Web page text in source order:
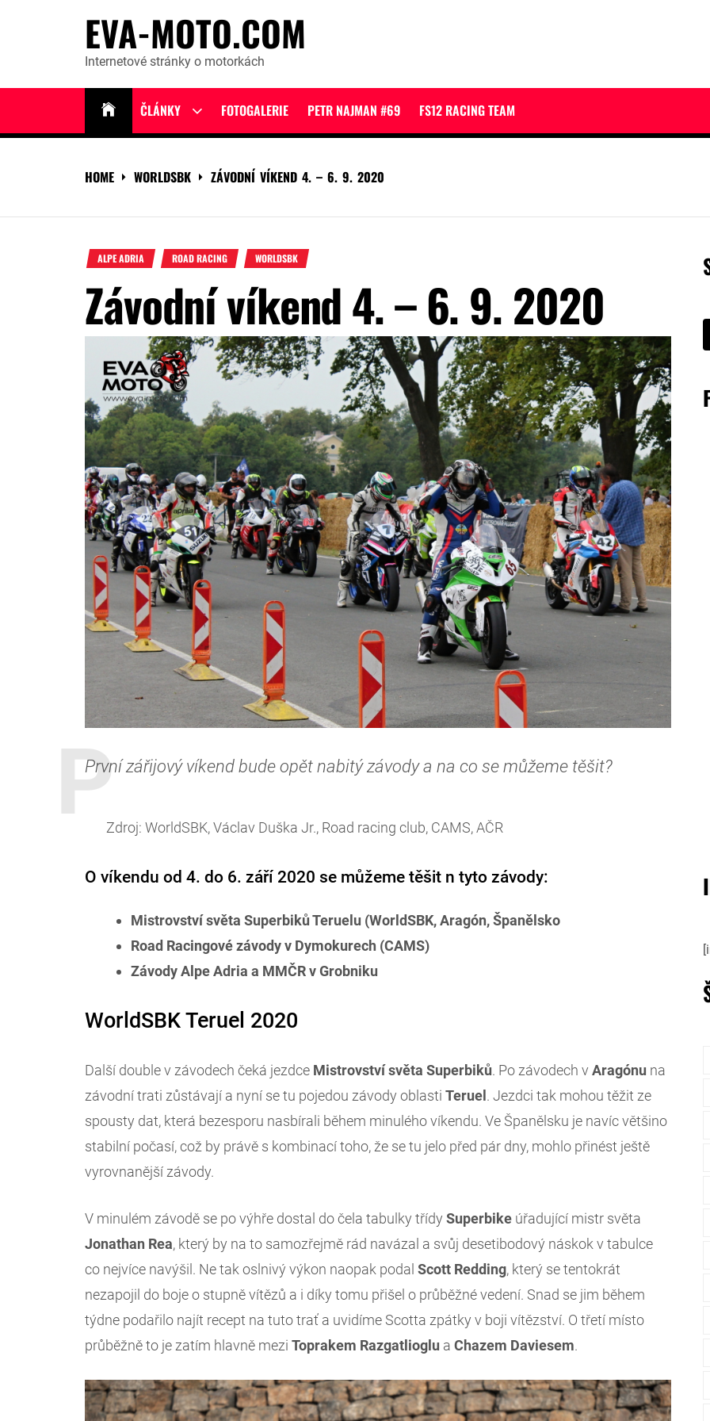
EVA-MOTO.COM
Internetové stránky o motorkách
ČLÁNKY
Show
menu
FOTOGALERIE PETR NAJMAN #69 FS12 RACING TEAM
HOME WORLDSBK ZÁVODNÍ VÍKEND 4. – 6. 9. 2020
ALPE ADRIA ROAD RACING WORLDSBK
Závodní víkend 4. – 6. 9. 2020
První zářijový víkend bude opět nabitý závody a na co se můžeme těšit?
Zdroj: WorldSBK, Václav Duška Jr., Road racing club, CAMS, AČR
O víkendu od 4. do 6. září 2020 se můžeme těšit n tyto závody:
Mistrovství světa Superbiků Teruelu (WorldSBK, Aragón, Španělsko
Road Racingové závody v Dymokurech (CAMS)
Závody Alpe Adria a MMČR v Grobniku
WorldSBK Teruel 2020
Další double v závodech čeká jezdce Mistrovství světa Superbiků. Po závodech v Aragónu na
závodní trati zůstávají a nyní se tu pojedou závody oblasti Teruel. Jezdci tak mohou těžit ze
spousty dat, která bezesporu nasbírali během minulého víkendu. Ve Španělsku je navíc většino
stabilní počasí, což by právě s kombinací toho, že se tu jelo před pár dny, mohlo přinést ještě
vyrovnanější závody.
V minulém závodě se po výhře dostal do čela tabulky třídy Superbike úřadující mistr světa
Jonathan Rea, který by na to samozřejmě rád navázal a svůj desetibodový náskok v tabulce
co nejvíce navýšil. Ne tak oslnivý výkon naopak podal Scott Redding, který se tentokrát
nezapojil do boje o stupně vítězů a i díky tomu přišel o průběžné vedení. Snad se jim během
týdne podařilo najít recept na tuto trať a uvidíme Scotta zpátky v boji vítězství. O třetí místo
průběžně to je zatím hlavně mezi Toprakem Razgatlioglu a Chazem Daviesem.